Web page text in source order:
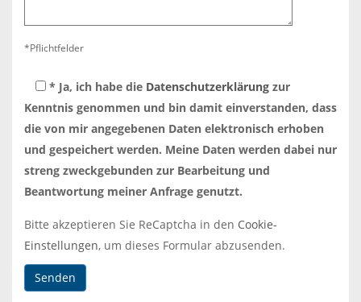
*Pflichtfelder
Bitte
* Ja, ich habe die Datenschutzerklärung zur
Kenntnis genommen und bin damit einverstanden, dass
die von mir angegebenen Daten elektronisch erhoben
und gespeichert werden. Meine Daten werden dabei nur
streng zweckgebunden zur Bearbeitung und
Beantwortung meiner Anfrage genutzt.
Bitte akzeptieren Sie ReCaptcha in den Cookie-
Einstellungen, um dieses Formular abzusenden.